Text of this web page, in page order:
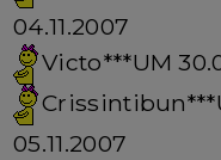
04.11.2007
Victo***UM
05.11.2007